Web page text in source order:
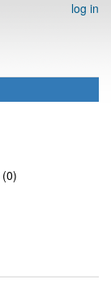
log in
(0)